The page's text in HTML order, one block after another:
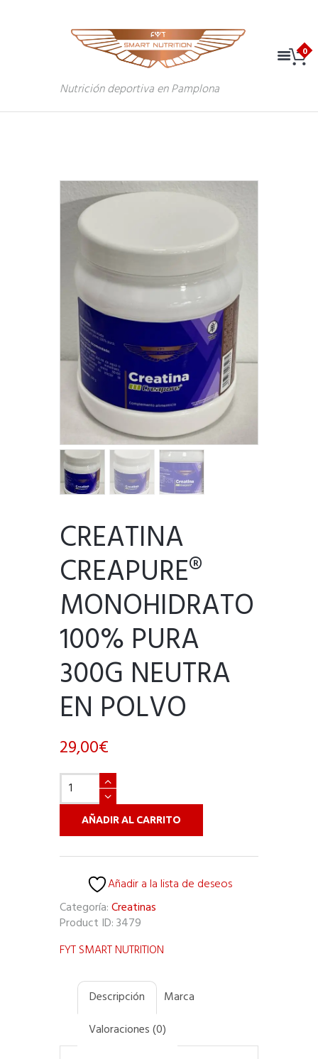
Nutrición deportiva en Pamplona
CREATINA
CREAPURE®
MONOHIDRATO
100% PURA
300G NEUTRA
EN POLVO
29,00€
Creatina
Creapure®
Monohidrato
100%
Pura
300g
Neutra
Polvo
cantidad
AÑADIR AL CARRITO
Añadir a la lista de deseos
Categoría:Creatinas
Product ID:3479
FYT SMART NUTRITION
Descripción
Marca
Valoraciones (0)